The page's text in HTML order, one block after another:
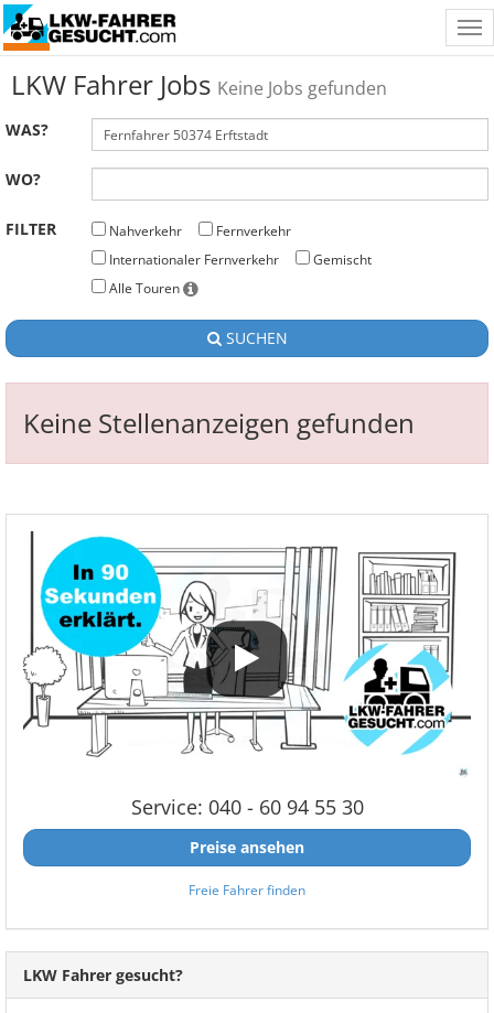
LKW Fahrer Jobs Keine Jobs gefunden
WAS?
WO?
FILTER Nahverkehr
Fernverkehr
Internationaler Fernverkehr
Gemischt
Alle Touren
SUCHEN
Keine Stellenanzeigen gefunden
Service: 040 - 60 94 55 30
Preise ansehen
Freie Fahrer finden
LKW Fahrer gesucht?